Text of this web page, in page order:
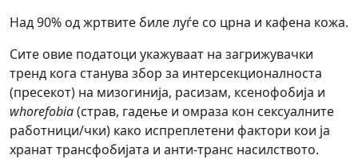
Над 90% од жртвите биле луѓе со црна и кафена кожа.
Сите овие податоци укажуваат на загрижувачки
тренд кога станувa збор за интерсекционалноста
(пресекот) на мизогинија, расизам, ксенофобија и
whorefobia(страв, гадење и омраза кон сексуалните
работници/чки) како испреплетени фактори кои ја
хранат трансфобијата и анти-транс насилството.